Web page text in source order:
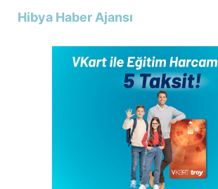
Hibya Haber Ajansı